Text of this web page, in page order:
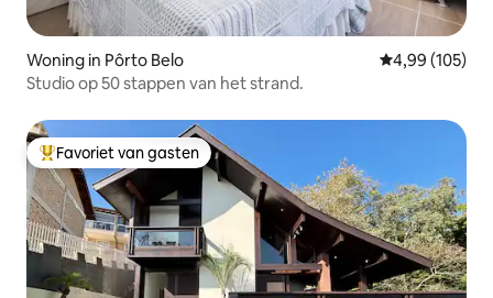
Woning in Pôrto Belo Gemiddelde
4,99 (105)
Studio op 50 stappen van het strand.
Topfavoriet van gasten
Favoriet van gasten